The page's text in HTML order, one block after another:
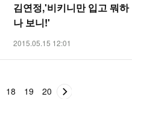
김연정,'비키니만 입고 뭐하
나 보니!'
2015.05.15 12:01
18 19 20